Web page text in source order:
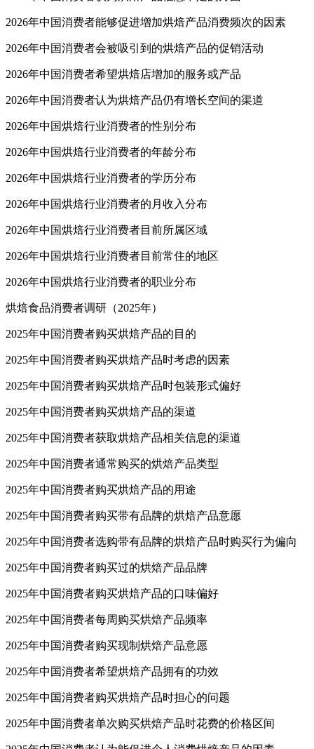
2026年中国消费者能够促进增加烘焙产品消费频次的因素
2026年中国消费者会被吸引到的烘焙产品的促销活动
2026年中国消费者希望烘焙店增加的服务或产品
2026年中国消费者认为烘焙产品仍有增长空间的渠道
2026年中国烘焙行业消费者的性别分布
2026年中国烘焙行业消费者的年龄分布
2026年中国烘焙行业消费者的学历分布
2026年中国烘焙行业消费者的月收入分布
2026年中国烘焙行业消费者目前所属区域
2026年中国烘焙行业消费者目前常住的地区
2026年中国烘焙行业消费者的职业分布
烘焙食品消费者调研（2025年）
2025年中国消费者购买烘焙产品的目的
2025年中国消费者购买烘焙产品时考虑的因素
2025年中国消费者购买烘焙产品时包装形式偏好
2025年中国消费者购买烘焙产品的渠道
2025年中国消费者获取烘焙产品相关信息的渠道
2025年中国消费者通常购买的烘焙产品类型
2025年中国消费者购买烘焙产品的用途
2025年中国消费者购买带有品牌的烘焙产品意愿
2025年中国消费者选购带有品牌的烘焙产品时购买行为偏向
2025年中国消费者购买过的烘焙产品品牌
2025年中国消费者购买烘焙产品的口味偏好
2025年中国消费者每周购买烘焙产品频率
2025年中国消费者购买现制烘焙产品意愿
2025年中国消费者希望烘焙产品拥有的功效
2025年中国消费者购买烘焙产品时担心的问题
2025年中国消费者单次购买烘焙产品时花费的价格区间